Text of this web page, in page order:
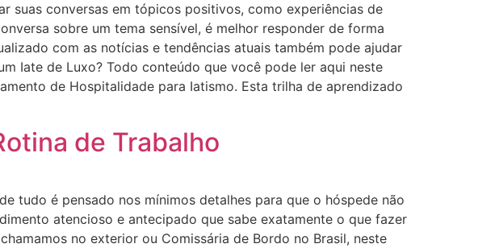
suas conversas em tópicos positivos, como experiências de
sobre um tema sensível, é melhor responder de forma
com as notícias e tendências atuais também pode ajudar
Iate de Luxo? Todo conteúdo que você pode ler aqui neste
de Hospitalidade para Iatismo. Esta trilha de aprendizado
de Trabalho
tudo é pensado nos mínimos detalhes para que o hóspede não
atencioso e antecipado que sabe exatamente o que fazer
no exterior ou Comissária de Bordo no Brasil, neste